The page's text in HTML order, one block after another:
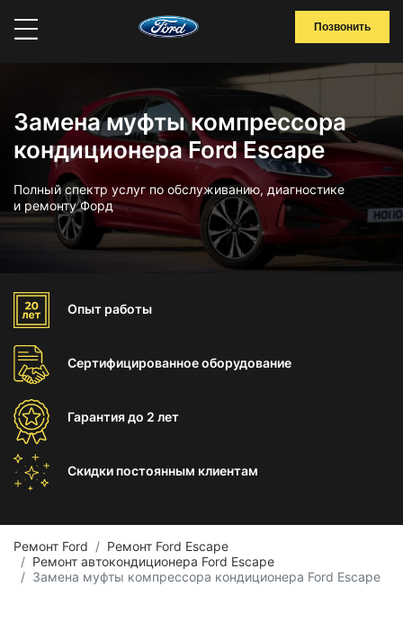
Позвонить
Замена муфты компрессора
кондиционера Ford Escape
Полный спектр услуг по обслуживанию, диагностике
и ремонту Форд
Опыт работы
Сертифицированноеоборудование
Гарантиядо 2 лет
Скидки постоянным клиентам
Ремонт Ford
Ремонт Ford Escape
Ремонт автокондиционера Ford Escape
Замена муфты компрессора кондиционера Ford Escape